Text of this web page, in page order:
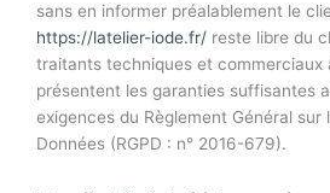
sans en informer préalablement le
https://latelier-iode.fr/ reste libre du
traitants techniques et commerciaux
présentent les garanties suffisantes
exigences du Règlement Général sur
Données (RGPD : n° 2016-679).